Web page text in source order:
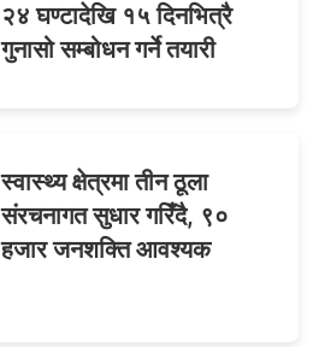
२४ घण्टादेखि १५ दिनभित्रै
गुनासो सम्बोधन गर्ने तयारी
स्वास्थ्य क्षेत्रमा तीन ठूला
संरचनागत सुधार गरिँदै, ९०
हजार जनशक्ति आवश्यक